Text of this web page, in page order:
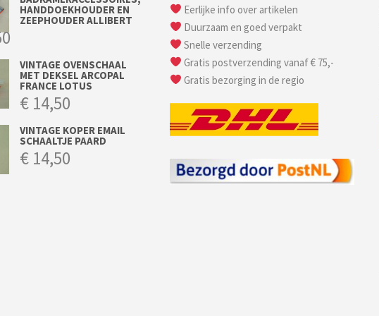
HANDDOEKHOUDER EN
ZEEPHOUDER ALLIBERT
VINTAGE OVENSCHAAL
MET DEKSEL ARCOPAL
FRANCE LOTUS
€ 14,50
VINTAGE KOPER EMAIL
SCHAALTJE PAARD
€ 14,50
Eerlijke info over artikelen
Duurzaam en goed verpakt
Snelle verzending
Gratis postverzending vanaf € 75,-
Gratis bezorging in de regio